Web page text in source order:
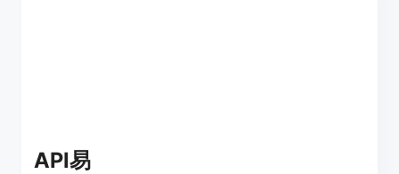
API易